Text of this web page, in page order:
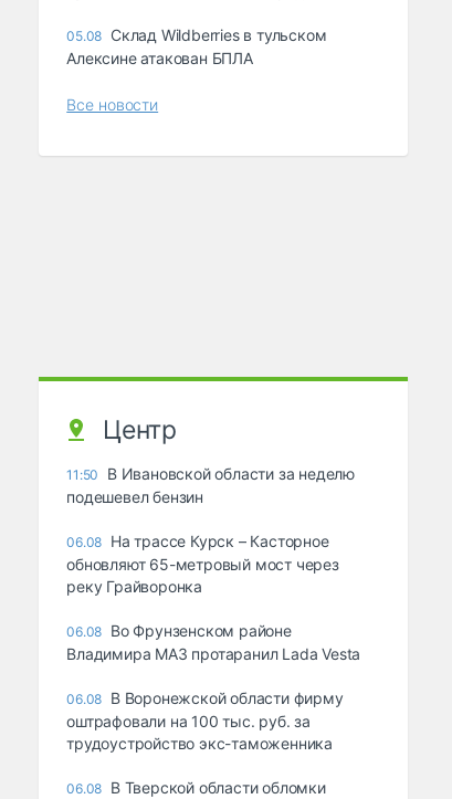
05.08 Склад Wildberries в тульском
Алексине атакован БПЛА
Все новости
Центр
11:50
В Ивановской области за неделю
подешевел бензин
06.08 На трассе Курск – Касторное
обновляют 65-метровый мост через
реку Грайворонка
06.08 Во Фрунзенском районе
Владимира МАЗ протаранил Lada Vesta
06.08 В Воронежской области фирму
оштрафовали на 100 тыс. руб. за
трудоустройство экс-таможенника
06.08 В Тверской области обломки